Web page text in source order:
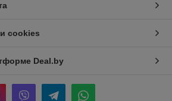
cookies
Deal.by